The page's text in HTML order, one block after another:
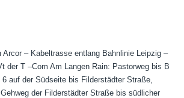
Arcor – Kabeltrasse entlang Bahnlinie Leipzig –
der T –Com Am Langen Rain: Pastorweg bis B
auf der Südseite bis Filderstädter Straße,
der Filderstädter Straße bis südlicher